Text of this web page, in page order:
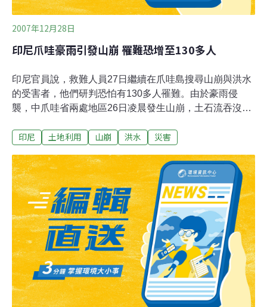
2007年12月28日
印尼爪哇豪雨引發山崩 罹難恐增至130多人
印尼官員說，救難人員27日繼續在爪哇島搜尋山崩與洪水
的受害者，他們研判恐怕有130多人罹難。由於豪雨侵
襲，中爪哇省兩處地區26日凌晨發生山崩，土石流吞沒房
橋樑，估計造成50人失蹤。成千上萬人流離失所，住進了
急運入災區。
印尼 土地利用 山崩 洪水 災害